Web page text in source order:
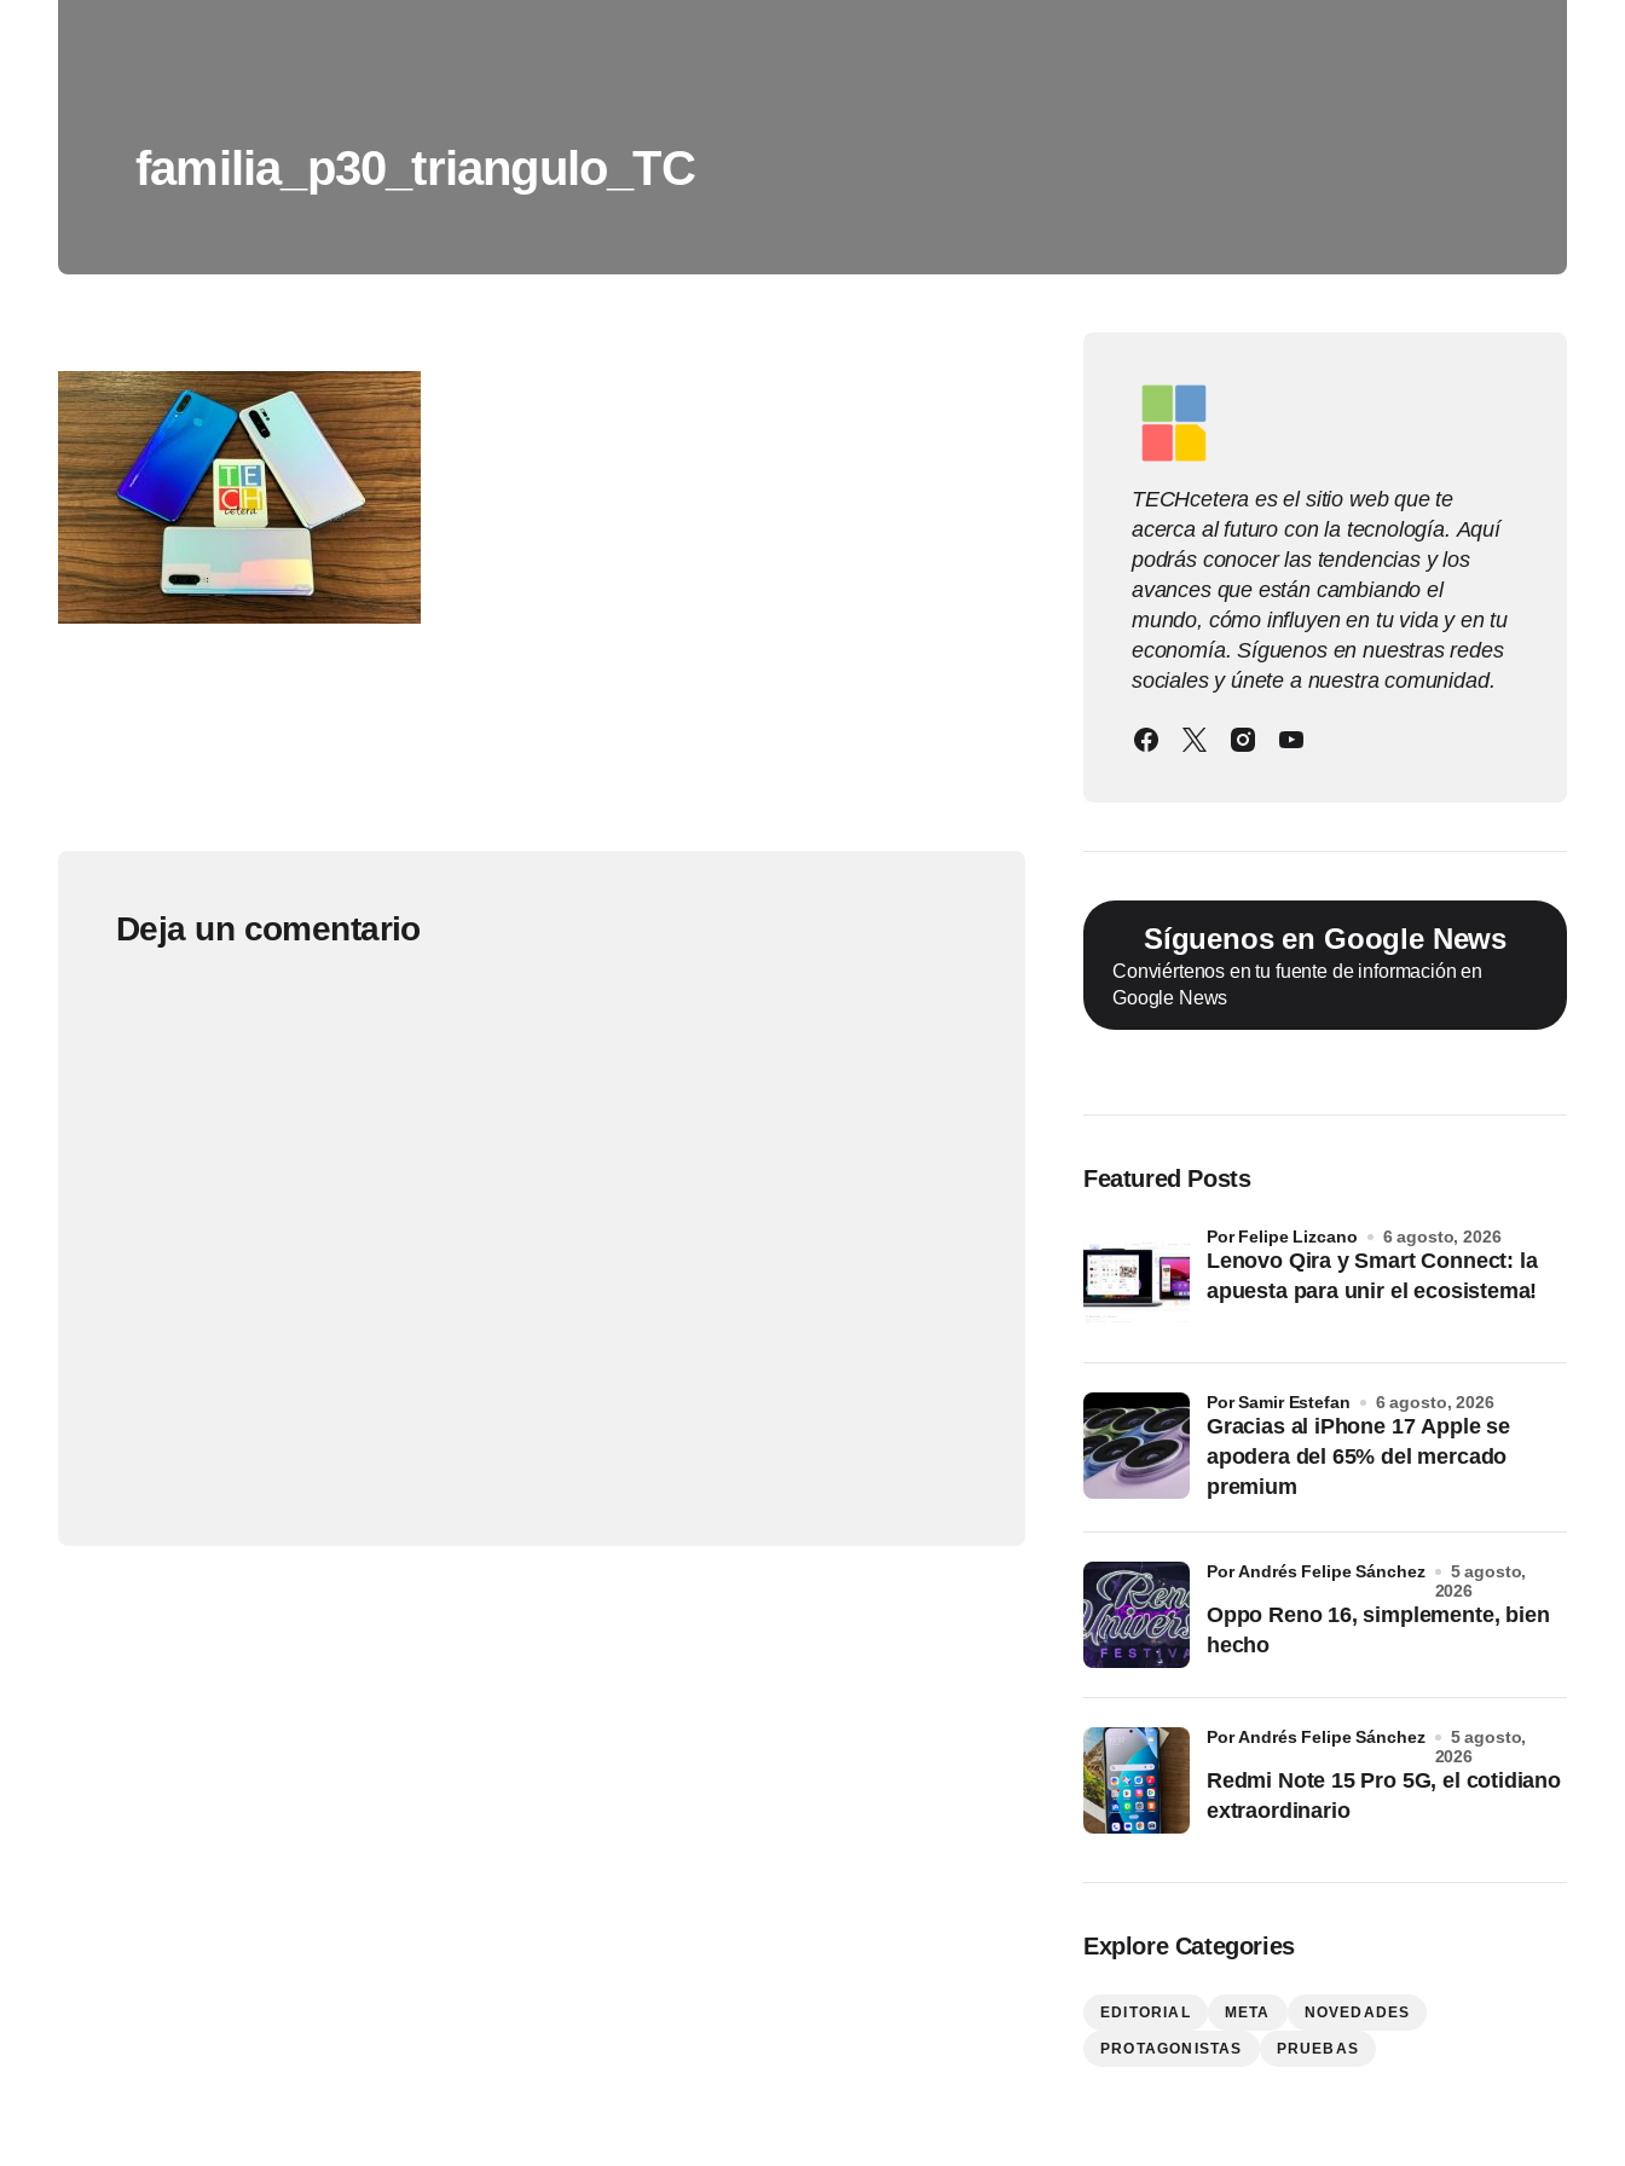
familia_p30_triangulo_TC
Deja un comentario
TECHcetera es el sitio web que te
acerca al futuro con la tecnología. Aquí
podrás conocer las tendencias y los
avances que están cambiando el
mundo, cómo influyen en tu vida y en tu
economía. Síguenos en nuestras redes
sociales y únete a nuestra comunidad.
Síguenos en Google News
Conviértenos en tu fuente de información en
Google News
Featured Posts
Lenovo Qira y Smart Connect: la
apuesta para unir el ecosistema!
por Felipe Lizcano 6 agosto, 2026
Gracias al iPhone 17 Apple se
apodera del 65% del mercado
premium
por Samir Estefan 6 agosto, 2026
Oppo Reno 16, simplemente, bien
hecho
por Andrés Felipe Sánchez
5 agosto,
2026
Redmi Note 15 Pro 5G, el cotidiano
extraordinario
por Andrés Felipe Sánchez
5 agosto,
2026
Explore Categories
EDITORIAL META NOVEDADES
PROTAGONISTAS PRUEBAS